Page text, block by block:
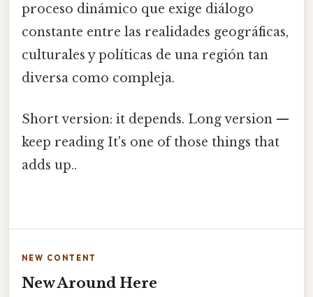
proceso dinámico que exige diálogo
constante entre las realidades geográficas,
culturales y políticas de una región tan
diversa como compleja.
Short version: it depends. Long version —
keep reading It's one of those things that
adds up..
NEW CONTENT
New Around Here